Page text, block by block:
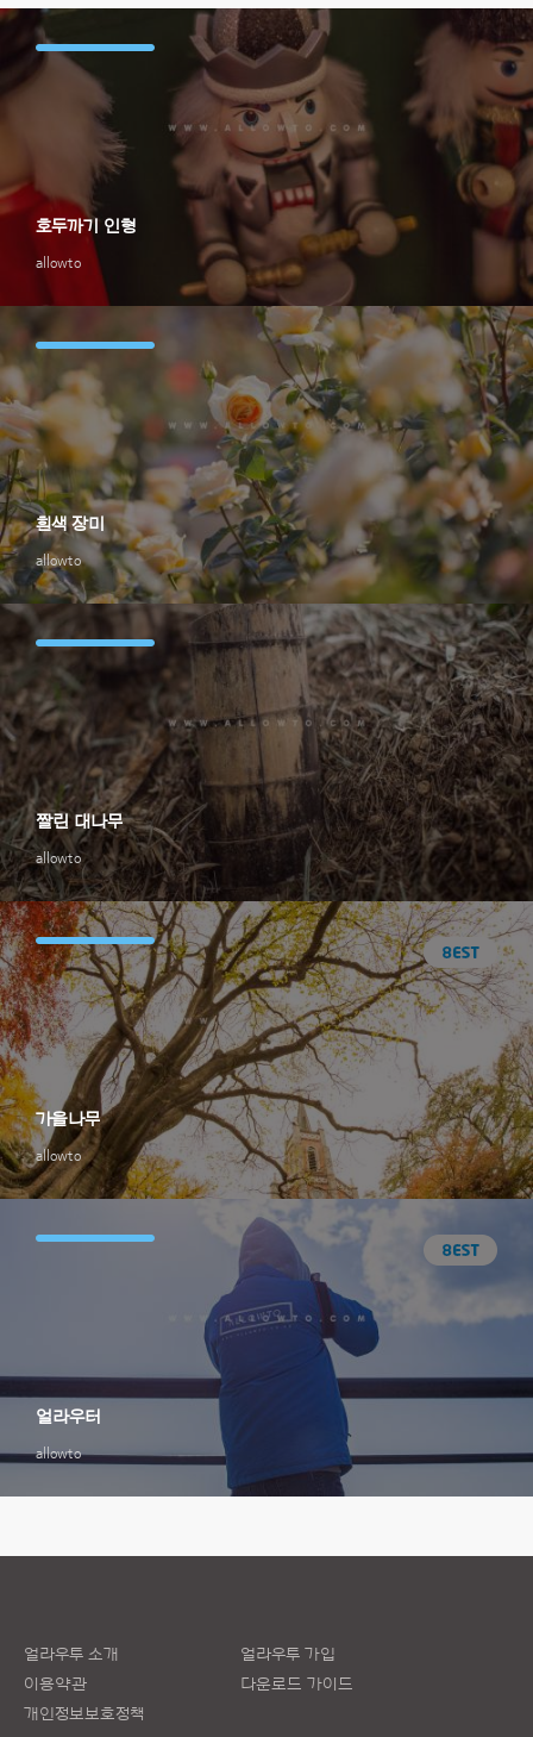
allowto
호두까기 인형
allowto
흰색 장미
allowto
짤린 대나무
allowto
가을나무
allowto
얼라우터
얼라우투 소개
이용약관
개인정보보호정책
얼라우투 가입
다운로드 가이드